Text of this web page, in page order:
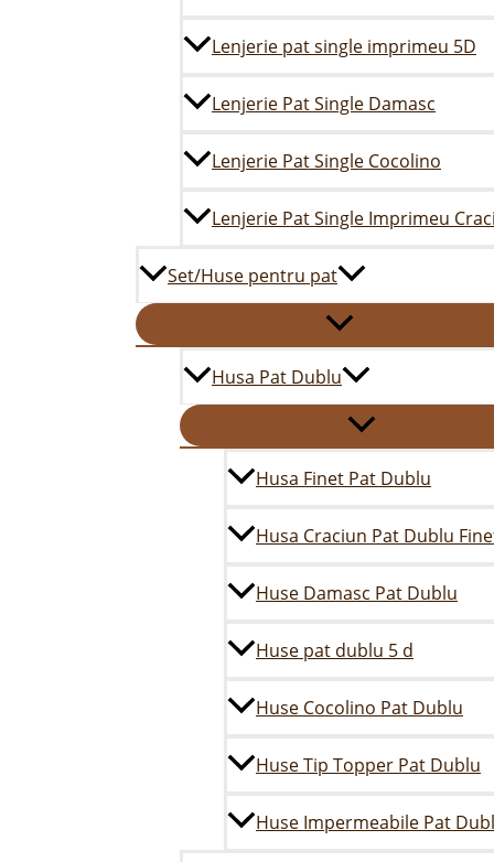
Lenjerie pat single imprimeu 5D
Lenjerie Pat Single Damasc
Lenjerie Pat Single Cocolino
Lenjerie Pat Single Imprimeu
Set/Huse pentru pat
Husa Pat Dublu
Husa Finet Pat Dublu
Husa Craciun Pat Dublu
Huse Damasc Pat Dublu
Huse pat dublu 5 d
Huse Cocolino Pat Dublu
Huse Tip Topper Pat Dublu
Huse Impermeabile Pat